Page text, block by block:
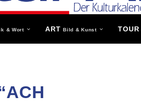
& Wort ARTBild & Kunst TOUR